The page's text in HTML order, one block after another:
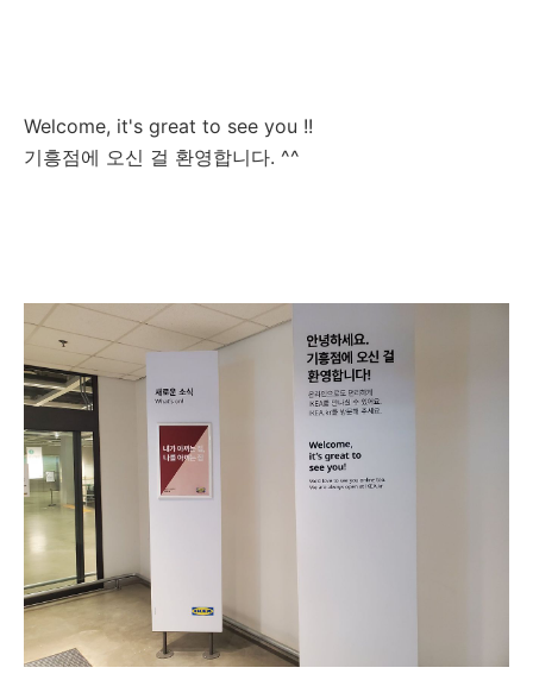
Welcome, it's great to see you !!
기흥점에 오신 걸 환영합니다. ^^